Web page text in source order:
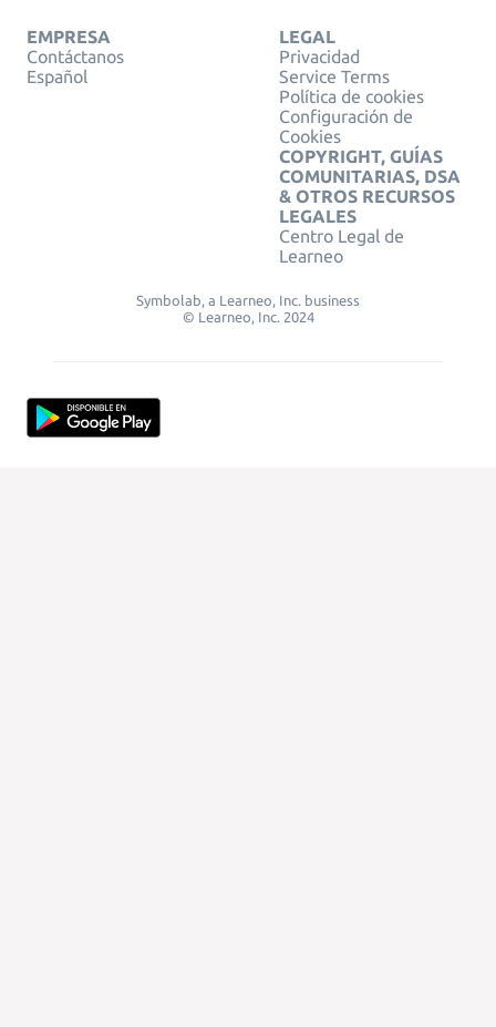
EMPRESA
Contáctanos
Español
LEGAL
Privacidad
Service Terms
Política de cookies
Configuración de
Cookies
COPYRIGHT, GUÍAS
COMUNITARIAS, DSA
& OTROS RECURSOS
LEGALES
Centro Legal de
Learneo
Symbolab, a Learneo, Inc. business
© Learneo, Inc. 2024